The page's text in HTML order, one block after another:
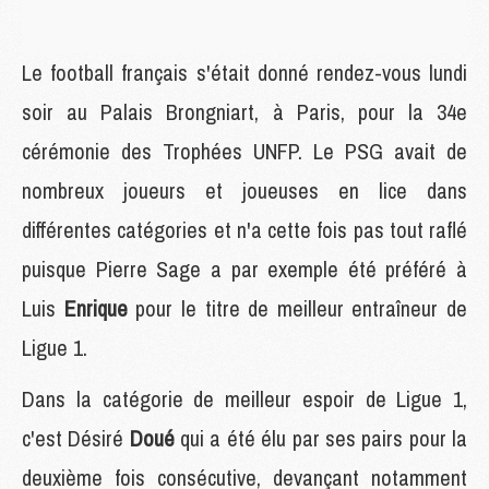
Le football français s'était donné rendez-vous lundi
soir au Palais Brongniart, à Paris, pour la 34e
cérémonie des Trophées UNFP. Le PSG avait de
nombreux joueurs et joueuses en lice dans
différentes catégories et n'a cette fois pas tout raflé
puisque Pierre Sage a par exemple été préféré à
Luis Enrique pour le titre de meilleur entraîneur de
Ligue 1.
Dans la catégorie de meilleur espoir de Ligue 1,
c'est Désiré Doué qui a été élu par ses pairs pour la
deuxième fois consécutive, devançant notamment